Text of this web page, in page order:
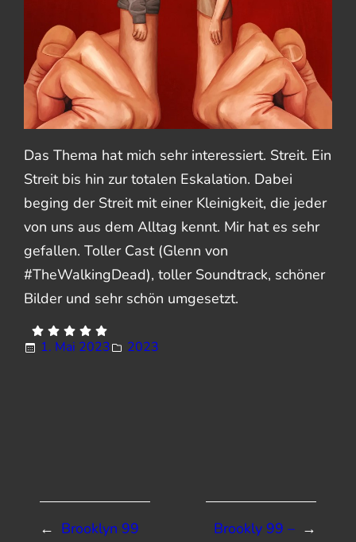
Das Thema hat mich sehr interessiert. Streit. Ein
Streit bis hin zur totalen Eskalation. Dabei
beging der Streit mit einer Kleinigkeit, die jeder
von uns aus dem Alltag kennt. Mir hat es sehr
gefallen. Toller Cast (Glenn von
#TheWalkingDead), toller Soundtrack, schöner
Bilder und sehr schön umgesetzt.
1. Mai 2023 2023
← Brooklyn 99
→
Brookly 99 –